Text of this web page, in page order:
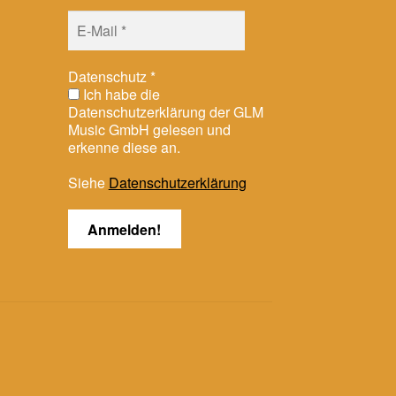
Datenschutz*
Ich habe die
Datenschutzerklärung der GLM
Music GmbH gelesen und
erkenne diese an.
Siehe Datenschutzerklärung